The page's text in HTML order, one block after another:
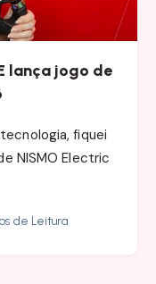
lança jogo de
fiquei
NISMO Electric
de Leitura